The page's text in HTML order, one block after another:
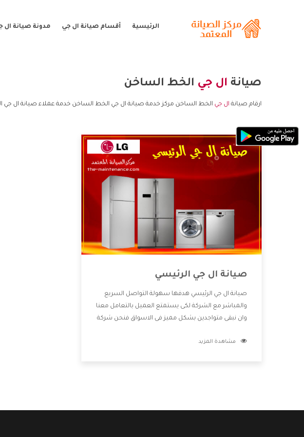
الرئيسية أقسام صيانة ال جي مدونة صيانة ال
صيانة ال جي الخط الساخن
ارقام صيانة ال جي الخط الساخن مركز خدمة صيانة ال جي الخط الساخن خدمة عملاء صيانة ال
صيانة ال جي الرئيسي
صيانة ال جي الرئيسي هدفها سهولة التواصل السريع
والمباشر مع الشركة لكى يستمتع العميل بالتعامل معنا
وان نبقى متواجدين بشكل مميز فى الاسواق فنحن شركة
بالخدمات التى تنفرد الشركة بها والتى تكون منها خدمة
مشاهدة المزيد